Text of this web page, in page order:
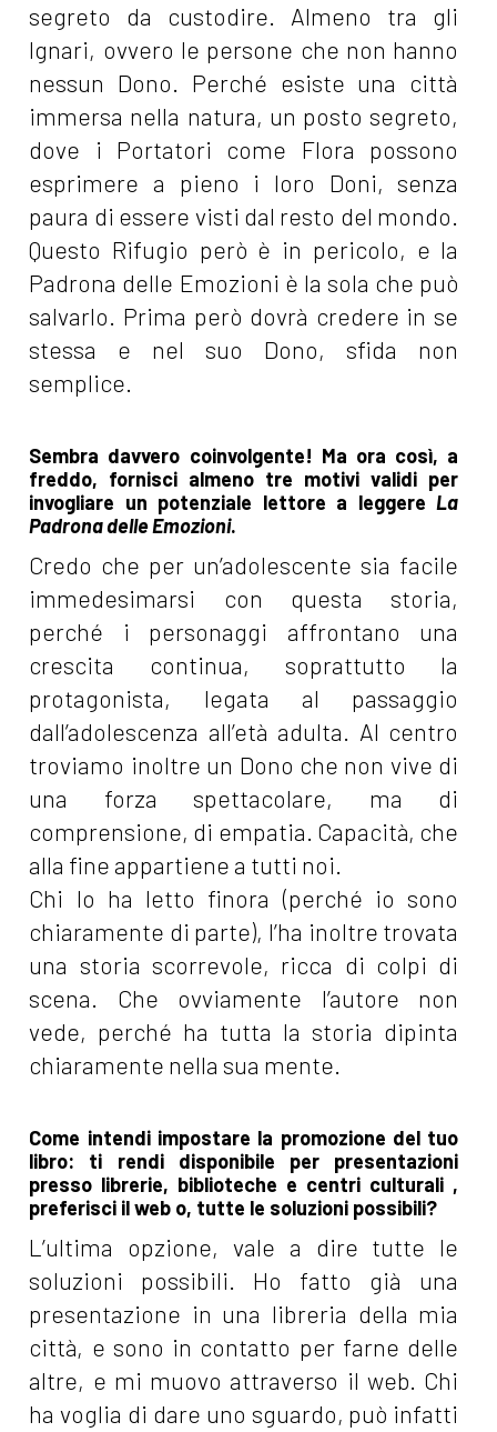
segreto da custodire. Almeno tra gli
Ignari, ovvero le persone che non hanno
nessun Dono. Perché esiste una città
immersa nella natura, un posto segreto,
dove i Portatori come Flora possono
esprimere a pieno i loro Doni, senza
paura di essere visti dal resto del mondo.
Questo Rifugio però è in pericolo, e la
Padrona delle Emozioni è la sola che può
salvarlo. Prima però dovrà credere in se
stessa e nel suo Dono, sfida non
semplice.
Sembra davvero coinvolgente! Ma ora così, a
freddo, fornisci almeno tre motivi validi per
invogliare un potenziale lettore a leggereLa
Padrona delle Emozioni.
Credo che per un’adolescente sia facile
immedesimarsi con questa storia,
perché i personaggi affrontano una
crescita continua, soprattutto la
protagonista, legata al passaggio
dall’adolescenza all’età adulta. Al centro
troviamo inoltre un Dono che non vive di
una forza spettacolare, ma di
comprensione, di empatia. Capacità, che
alla fine appartiene a tutti noi.
Chi lo ha letto finora (perché io sono
chiaramente di parte), l’ha inoltre trovata
una storia scorrevole, ricca di colpi di
scena. Che ovviamente l’autore non
vede, perché ha tutta la storia dipinta
chiaramente nella sua mente.
Come intendi impostare la promozione del tuo
libro: ti rendi disponibile per presentazioni
presso librerie, biblioteche e centri culturali ,
preferisci il web o, tutte le soluzioni possibili?
L’ultima opzione, vale a dire tutte le
soluzioni possibili. Ho fatto già una
presentazione in una libreria della mia
città, e sono in contatto per farne delle
altre, e mi muovo attraverso il web. Chi
ha voglia di dare uno sguardo, può infatti